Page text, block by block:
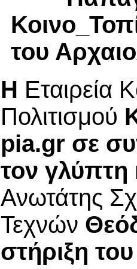
του
Η Εταιρεία
Πολιτισμού
pia.gr σε
τον γλύπτη
Ανωτάτης
Τεχνών
στήριξη